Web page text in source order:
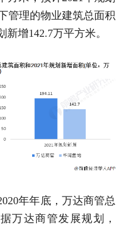
管理的物业建筑总面积
新增142.7万平方米。
年年底，万达商管总
万达商管发展规划，